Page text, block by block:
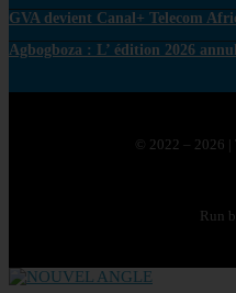
GVA devient Canal+ Telecom
Agbogboza : L’ édition 2026
© 2022 – 2026
Run